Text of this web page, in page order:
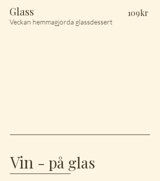
Glass 109kr
Veckan hemmagjorda glassdessert
Vin - på glas